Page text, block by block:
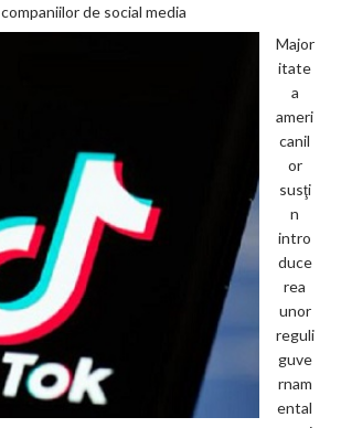
companiilor de social media
Major
itate
a
ameri
canil
or
susţi
n
intro
duce
rea
unor
reguli
guve
rnam
ental